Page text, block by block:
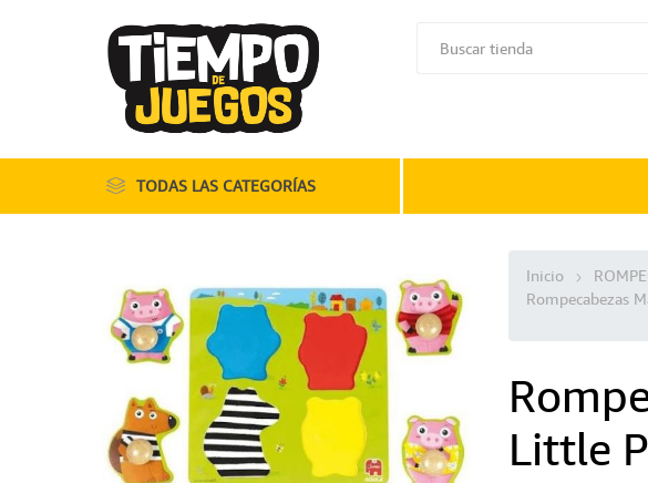
TODAS LAS CATEGORÍAS
Inicio
Rompecabezas
Little